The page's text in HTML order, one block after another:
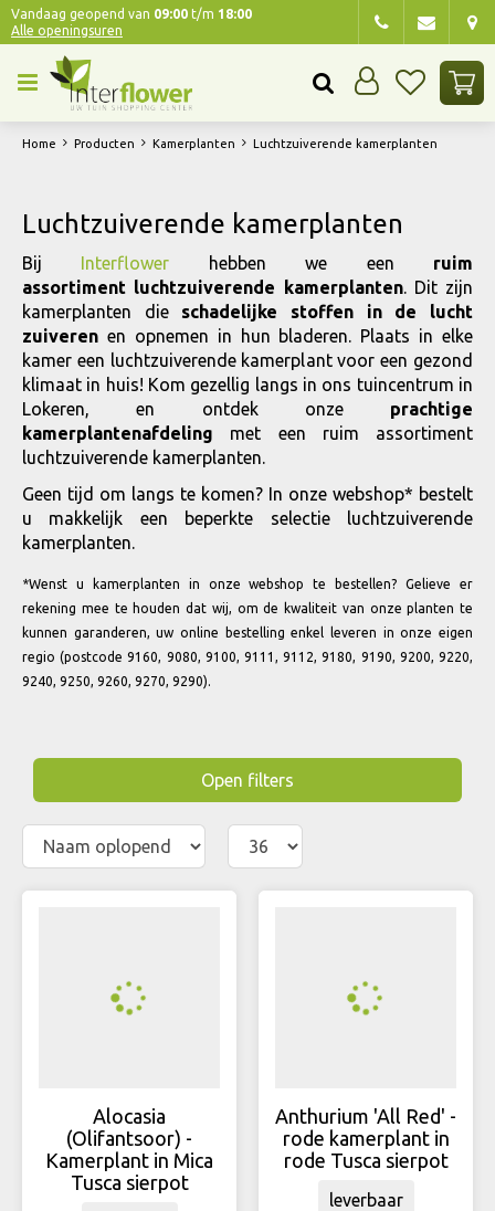
Home Producten Kamerplanten Luchtzuiverende kamerplanten
Vandaag geopend van 09:00 t/m 18:00
Alle openingsuren
Luchtzuiverende kamerplanten
Bij Interflower hebben we een
ruim
assortiment luchtzuiverende kamerplanten. Dit zijn
kamerplanten die schadelijke stoffen in de lucht
zuiveren en opnemen in hun bladeren. Plaats in elke
kamer een luchtzuiverende kamerplant voor een gezond
klimaat in huis! Kom gezellig langs in ons tuincentrum in
Lokeren, en ontdek onze prachtige
kamerplantenafdeling met een ruim assortiment
luchtzuiverende kamerplanten.
Geen tijd om langs te komen? In onze webshop* bestelt
u makkelijk een beperkte selectie luchtzuiverende
kamerplanten.
*Wenst u kamerplanten in onze webshop te bestellen? Gelieve er
rekening mee te houden dat wij, om de kwaliteit van onze planten te
kunnen garanderen, uw online bestelling enkel leveren in onze eigen
regio (postcode 9160, 9080, 9100, 9111, 9112, 9180, 9190, 9200, 9220,
9240, 9250, 9260, 9270, 9290).
Open filters
Alocasia
(Olifantsoor) -
Kamerplant in Mica
Tusca sierpot
Anthurium 'All Red' -
rode kamerplant in
rode Tusca sierpot
leverbaar